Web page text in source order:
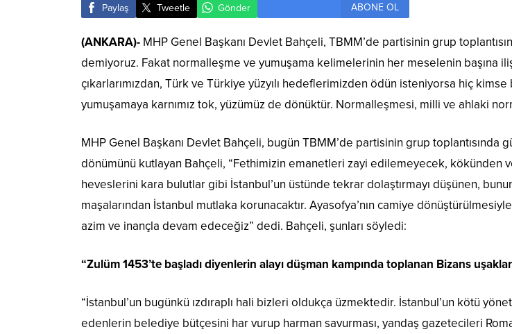
Paylaş Tweetle Gönder ABONE OL
(ANKARA)- MHP Genel Başkanı Devlet Bahçeli, TBMM’de partisinin grup
demiyoruz. Fakat normalleşme ve yumuşama kelimelerinin her meselenin başına
çıkarlarımızdan, Türk ve Türkiye yüzyılı hedeflerimizden ödün isteniyorsa hiç
yumuşamaya karnımız tok, yüzümüz de dönüktür. Normalleşmesi, milli ve ahlaki
MHP Genel Başkanı Devlet Bahçeli, bugün TBMM’de partisinin grup toplantısında
dönümünü kutlayan Bahçeli, “Fethimizin emanetleri zayi edilemeyecek, kökünden
heveslerini kara bulutlar gibi İstanbul’un üstünde tekrar dolaştırmayı düşünen,
maşalarından İstanbul mutlaka korunacaktır. Ayasofya’nın camiye
azim ve inançla devam edeceğiz” dedi. Bahçeli, şunları söyledi:
“Zulüm 1453’te başladı diyenlerin alayı düşman kampında toplanan Bizans
“İstanbul’un bugünkü ızdıraplı hali bizleri oldukça üzmektedir. İstanbul’un kötü
edenlerin belediye bütçesini har vurup harman savurması, yandaş gazetecileri